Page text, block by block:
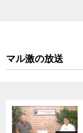
マル激の放送